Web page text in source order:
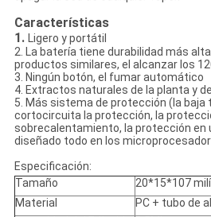
Características
1. Ligero y portátil
2. La batería tiene durabilidad más
productos similares, el alcanzar los
3. Ningún botón, el fumar automático
4. Extractos naturales de la planta y
5. Más sistema de protección (la baja
cortocircuita la protección, la
sobrecalentamiento, la protección en
diseñado todo en los
Especificación:
Tamaño
20*15*107
Material
PC + tubo de